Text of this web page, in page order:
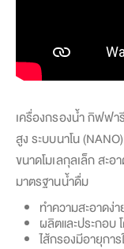
เครื่องกรองน้ำ กิฟฟา
สูง ระบบนาโน
ขนาดโมเลกุลเล็ก สะ
มาตรฐานน้ำดื่ม
ทำความสะอาดง่
ผลิตและประกอบ
ไส้กรองมีอายุกา